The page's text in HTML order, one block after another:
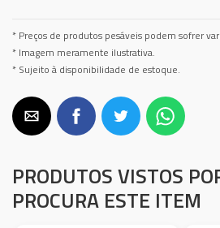
* Preços de produtos pesáveis podem sofrer
* Imagem meramente ilustrativa.
* Sujeito à disponibilidade de estoque.
PRODUTOS VISTOS
PROCURA ESTE ITEM